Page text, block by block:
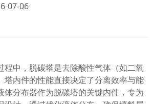
07-06
程中，脱碳塔是去除酸性气体（如二氧
塔内件的性能直接决定了分离效率与能
体分布器作为脱碳塔的关键内件，专为